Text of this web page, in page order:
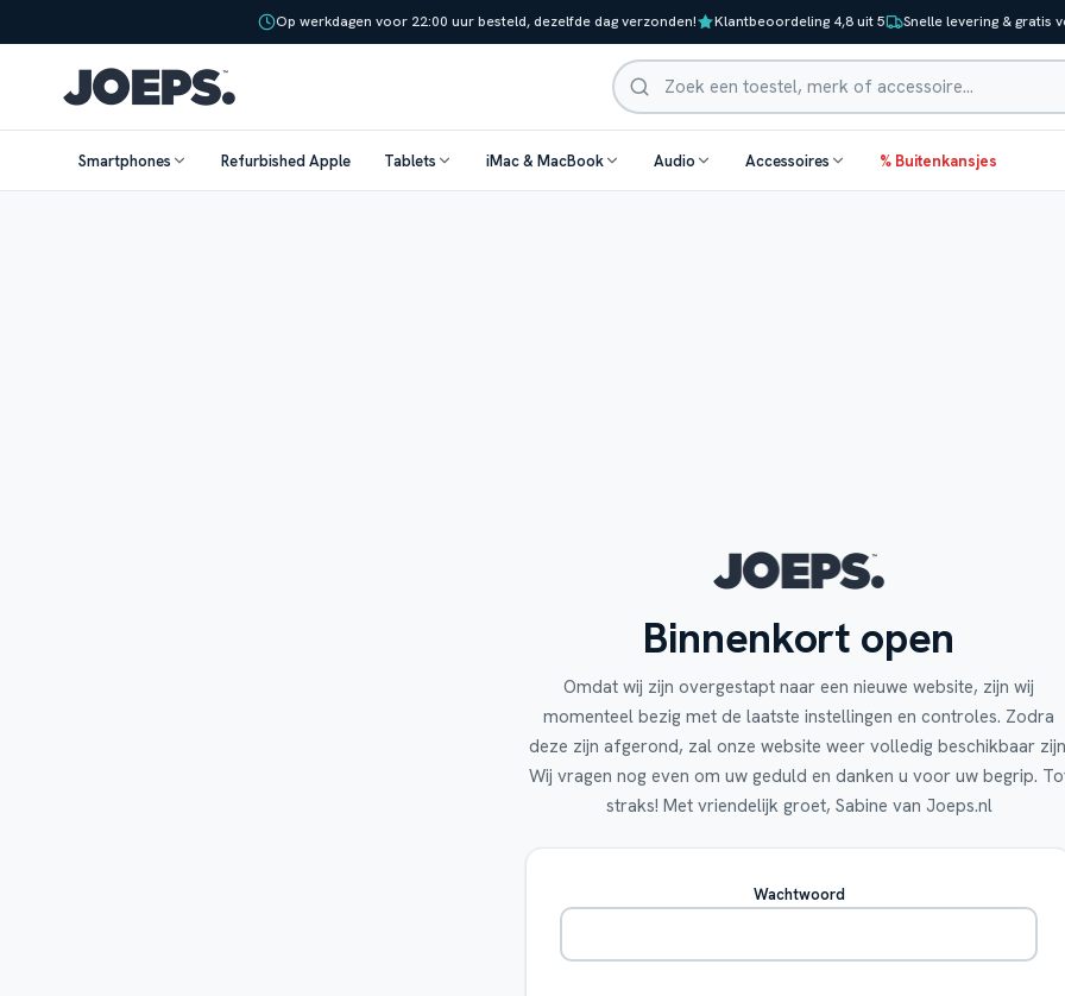
Op werkdagen voor 22:00 uur besteld, dezelfde dag verzonden! Klantbeoordeling 4,8 uit 5 Snelle levering & gratis
Zoeken
Smartphones Refurbished Apple Tablets iMac & MacBook Audio Accessoires % Buitenkansjes
Binnenkort open
Omdat wij zijn overgestapt naar een nieuwe website, zijn wij
momenteel bezig met de laatste instellingen en controles. Zodra
deze zijn afgerond, zal onze website weer volledig beschikbaar
Wij vragen nog even om uw geduld en danken u voor uw begrip.
straks! Met vriendelijk groet, Sabine van Joeps.nl
Wachtwoord